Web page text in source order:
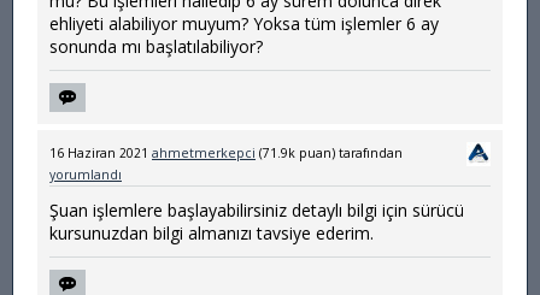
ehliyeti alabiliyor muyum? Yoksa tüm işlemler 6 ay
sonunda mı başlatılabiliyor?
16 Haziran 2021 ahmetmerkepci (71.9k puan) tarafından
yorumlandı
Şuan işlemlere başlayabilirsiniz detaylı bilgi için sürücü
kursunuzdan bilgi almanızı tavsiye ederim.